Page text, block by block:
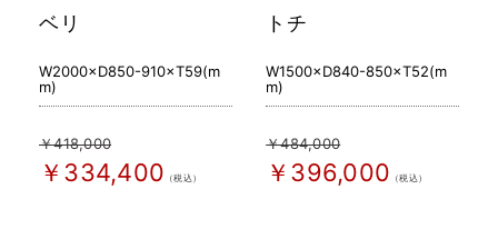
ベリ
W2000×D850-910×T59(m
m)
￥418,000
￥334,400 （税込）
トチ
W1500×D840-850×T52(m
m)
￥484,000
￥396,000 （税込）